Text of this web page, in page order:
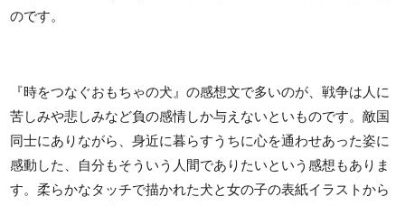
のです。
『時をつなぐおもちゃの犬』の感想文で多いのが、戦争は人に
苦しみや悲しみなど負の感情しか与えないといものです。敵国
同士にありながら、身近に暮らすうちに心を通わせあった姿に
感動した、自分もそういう人間でありたいという感想もありま
す。柔らかなタッチで描かれた犬と女の子の表紙イラストから